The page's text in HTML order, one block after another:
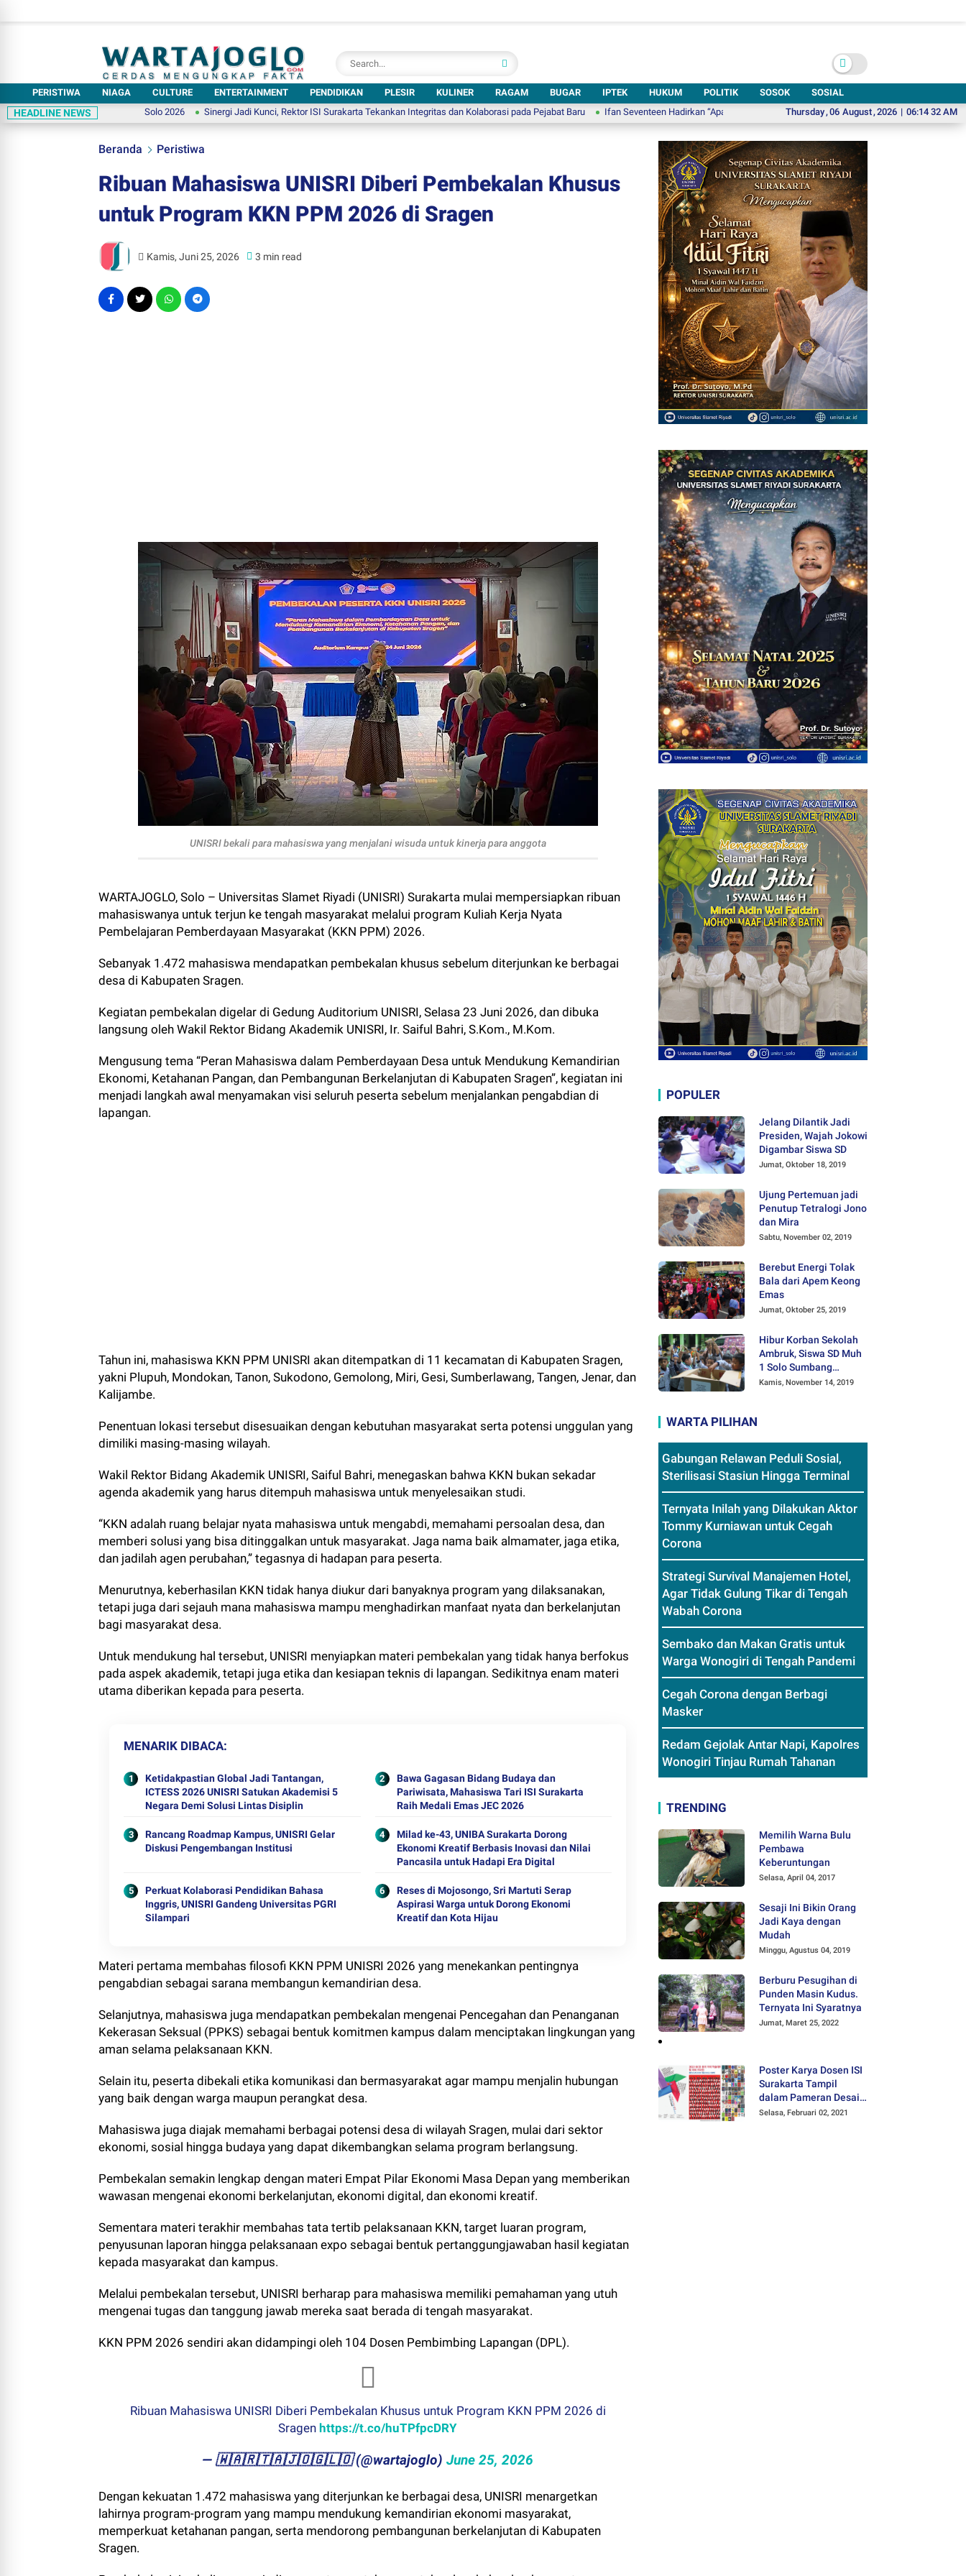
PERISTIWA NIAGA CULTURE ENTERTAINMENT PENDIDIKAN PLESIR KULINER RAGAM BUGAR IPTEK HUKUM POLITIK SOSOK
SOSIAL
Thursday,06 August,2026 | 06:14 34 AM
HEADLINE NEWS
Panggung Putra Putri Solo 2026 Sinergi Jadi Kunci, Rektor ISI Surakarta Tekankan Integritas dan Kolaborasi pada Pejabat Baru Ifan Seventeen Hadirkan “Apa Kabar (Alternative Version),” Lagu Rindu yang Belum Usai Reses
Beranda Peristiwa
Ribuan Mahasiswa UNISRI Diberi Pembekalan Khusus
untuk Program KKN PPM 2026 di Sragen
Kamis, Juni 25, 2026 3 min read
UNISRI bekali para mahasiswa yang menjalani wisuda untuk kinerja para anggota
WARTAJOGLO, Solo – Universitas Slamet Riyadi (UNISRI) Surakarta mulai mempersiapkan ribuan
mahasiswanya untuk terjun ke tengah masyarakat melalui program Kuliah Kerja Nyata
Pembelajaran Pemberdayaan Masyarakat (KKN PPM) 2026.
Sebanyak 1.472 mahasiswa mendapatkan pembekalan khusus sebelum diterjunkan ke berbagai
desa di Kabupaten Sragen.
Kegiatan pembekalan digelar di Gedung Auditorium UNISRI, Selasa 23 Juni 2026, dan dibuka
langsung oleh Wakil Rektor Bidang Akademik UNISRI, Ir. Saiful Bahri, S.Kom., M.Kom.
Mengusung tema “Peran Mahasiswa dalam Pemberdayaan Desa untuk Mendukung Kemandirian
Ekonomi, Ketahanan Pangan, dan Pembangunan Berkelanjutan di Kabupaten Sragen”, kegiatan ini
menjadi langkah awal menyamakan visi seluruh peserta sebelum menjalankan pengabdian di
lapangan.
Tahun ini, mahasiswa KKN PPM UNISRI akan ditempatkan di 11 kecamatan di Kabupaten Sragen,
yakni Plupuh, Mondokan, Tanon, Sukodono, Gemolong, Miri, Gesi, Sumberlawang, Tangen, Jenar, dan
Kalijambe.
Penentuan lokasi tersebut disesuaikan dengan kebutuhan masyarakat serta potensi unggulan yang
dimiliki masing-masing wilayah.
Wakil Rektor Bidang Akademik UNISRI, Saiful Bahri, menegaskan bahwa KKN bukan sekadar
agenda akademik yang harus ditempuh mahasiswa untuk menyelesaikan studi.
“KKN adalah ruang belajar nyata mahasiswa untuk mengabdi, memahami persoalan desa, dan
memberi solusi yang bisa ditinggalkan untuk masyarakat. Jaga nama baik almamater, jaga etika,
dan jadilah agen perubahan,” tegasnya di hadapan para peserta.
Menurutnya, keberhasilan KKN tidak hanya diukur dari banyaknya program yang dilaksanakan,
tetapi juga dari sejauh mana mahasiswa mampu menghadirkan manfaat nyata dan berkelanjutan
bagi masyarakat desa.
Untuk mendukung hal tersebut, UNISRI menyiapkan materi pembekalan yang tidak hanya berfokus
pada aspek akademik, tetapi juga etika dan kesiapan teknis di lapangan. Sedikitnya enam materi
utama diberikan kepada para peserta.
MENARIK DIBACA
Ketidakpastian Global Jadi Tantangan,
ICTESS 2026 UNISRI Satukan Akademisi 5
Negara Demi Solusi Lintas Disiplin
Bawa Gagasan Bidang Budaya dan
Pariwisata, Mahasiswa Tari ISI Surakarta
Raih Medali Emas JEC 2026
Rancang Roadmap Kampus, UNISRI Gelar
Diskusi Pengembangan Institusi
Milad ke-43, UNIBA Surakarta Dorong
Ekonomi Kreatif Berbasis Inovasi dan Nilai
Pancasila untuk Hadapi Era Digital
Perkuat Kolaborasi Pendidikan Bahasa
Inggris, UNISRI Gandeng Universitas PGRI
Silampari
Reses di Mojosongo, Sri Martuti Serap
Aspirasi Warga untuk Dorong Ekonomi
Kreatif dan Kota Hijau
Materi pertama membahas filosofi KKN PPM UNISRI 2026 yang menekankan pentingnya
pengabdian sebagai sarana membangun kemandirian desa.
Selanjutnya, mahasiswa juga mendapatkan pembekalan mengenai Pencegahan dan Penanganan
Kekerasan Seksual (PPKS) sebagai bentuk komitmen kampus dalam menciptakan lingkungan yang
aman selama pelaksanaan KKN.
Selain itu, peserta dibekali etika komunikasi dan bermasyarakat agar mampu menjalin hubungan
yang baik dengan warga maupun perangkat desa.
Mahasiswa juga diajak memahami berbagai potensi desa di wilayah Sragen, mulai dari sektor
ekonomi, sosial hingga budaya yang dapat dikembangkan selama program berlangsung.
Pembekalan semakin lengkap dengan materi Empat Pilar Ekonomi Masa Depan yang memberikan
wawasan mengenai ekonomi berkelanjutan, ekonomi digital, dan ekonomi kreatif.
Sementara materi terakhir membahas tata tertib pelaksanaan KKN, target luaran program,
penyusunan laporan hingga pelaksanaan expo sebagai bentuk pertanggungjawaban hasil kegiatan
kepada masyarakat dan kampus.
Melalui pembekalan tersebut, UNISRI berharap para mahasiswa memiliki pemahaman yang utuh
mengenai tugas dan tanggung jawab mereka saat berada di tengah masyarakat.
KKN PPM 2026 sendiri akan didampingi oleh 104 Dosen Pembimbing Lapangan (DPL).
Ribuan Mahasiswa UNISRI Diberi Pembekalan Khusus untuk Program KKN PPM 2026 di
Sragen https://t.co/huTPfpcDRY
— ​🇼​​🇦​​🇷​​🇹​​🇦​​🇯​​🇴​​🇬​​🇱​​🇴 (@wartajoglo) June 25, 2026
Dengan kekuatan 1.472 mahasiswa yang diterjunkan ke berbagai desa, UNISRI menargetkan
lahirnya program-program yang mampu mendukung kemandirian ekonomi masyarakat,
memperkuat ketahanan pangan, serta mendorong pembangunan berkelanjutan di Kabupaten
Sragen.
POPULER
Jelang Dilantik Jadi
Presiden, Wajah Jokowi
Digambar Siswa SD
Jumat, Oktober 18, 2019
Ujung Pertemuan jadi
Penutup Tetralogi Jono
dan Mira
Sabtu, November 02, 2019
Berebut Energi Tolak
Bala dari Apem Keong
Emas
Jumat, Oktober 25, 2019
Hibur Korban Sekolah
Ambruk, Siswa SD Muh
1 Solo Sumbang
Mainan Othok-othok
Kamis, November 14, 2019
WARTA PILIHAN
Gabungan Relawan Peduli Sosial,
Sterilisasi Stasiun Hingga Terminal
Ternyata Inilah yang Dilakukan Aktor
Tommy Kurniawan untuk Cegah
Corona
Strategi Survival Manajemen Hotel,
Agar Tidak Gulung Tikar di Tengah
Wabah Corona
Sembako dan Makan Gratis untuk
Warga Wonogiri di Tengah Pandemi
Cegah Corona dengan Berbagi
Masker
Redam Gejolak Antar Napi, Kapolres
Wonogiri Tinjau Rumah Tahanan
TRENDING
Memilih Warna Bulu
Pembawa
Keberuntungan
Selasa, April 04, 2017
Sesaji Ini Bikin Orang
Jadi Kaya dengan
Mudah
Minggu, Agustus 04, 2019
Berburu Pesugihan di
Punden Masin Kudus.
Ternyata Ini Syaratnya
Jumat, Maret 25, 2022
Poster Karya Dosen ISI
Surakarta Tampil
dalam Pameran Desain
Poster Internasional
Selasa, Februari 02, 2021